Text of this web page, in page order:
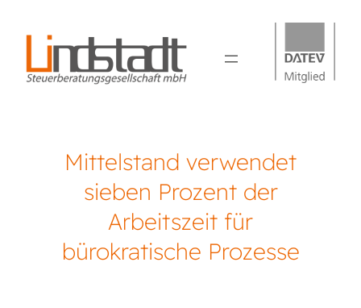
Mittelstand verwendet
sieben Prozent der
Arbeitszeit für
bürokratische Prozesse